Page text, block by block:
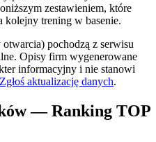
zestawieniem, które
kolejny trening w basenie.
pochodzą z serwisu
Opisy firm wygenerowane
informacyjny i nie stanowi
Zgłoś aktualizację danych.
— Ranking TOP